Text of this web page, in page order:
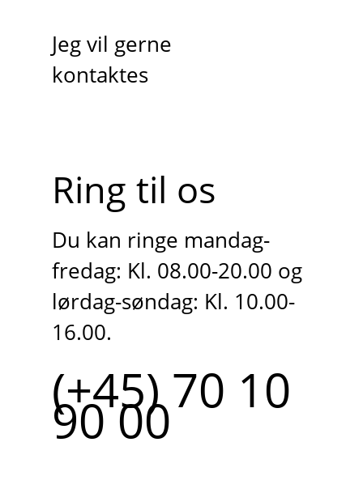
Jeg vil gerne
kontaktes
Ring til os
Du kan ringe mandag-
fredag: Kl. 08.00-20.00 og
lørdag-søndag: Kl. 10.00-
16.00.
(+45) 70 10
90 00